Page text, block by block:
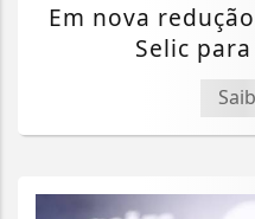
Em nova
Selic